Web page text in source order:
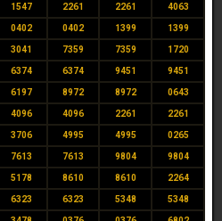
1547 2261 2261 4063
0402 0402 1399 1399
3041 7359 7359 1720
6374 6374 9451 9451
6197 8972 8972 0643
4096 4096 2261 2261
3706 4995 4995 0265
7613 7613 9804 9804
5178 8610 8610 2264
6323 6323 5348 5348